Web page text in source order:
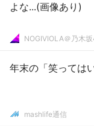
よな...(画像あり)
NOGIVIOLA＠乃木
年末の「笑っては
mashlife通信